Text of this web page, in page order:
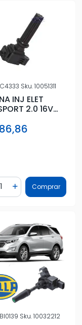
Sku.10051311
INJ ELET
2.0 16V
Quantidade
AdicionarComprar
Sku.10032212